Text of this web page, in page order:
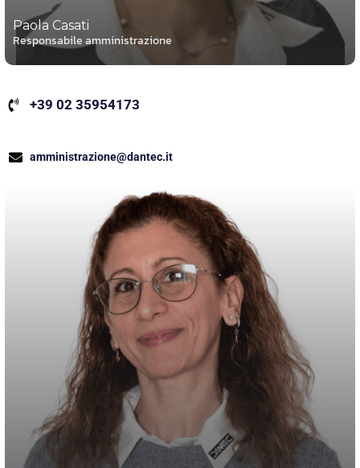
Paola Casati
Responsabile amministrazione
+39 02 35954173
amministrazione@dantec.it